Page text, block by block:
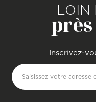
LOIN
Inscrivez-
Saisissez votre adresse